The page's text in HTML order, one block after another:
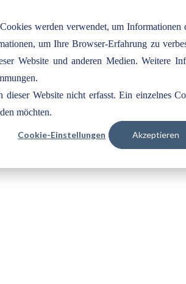
werden verwendet, um Informationen
um Ihre Browser-Erfahrung zu
Website und anderen Medien. Weitere
dieser Website nicht erfasst. Ein einzelnes
möchten.
Cookie-Einstellungen Akzeptieren